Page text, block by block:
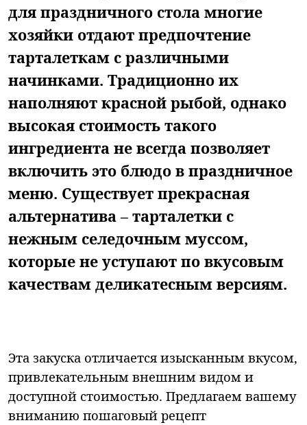
для праздничного стола многие
хозяйки отдают предпочтение
тарталеткам с различными
начинками. Традиционно их
наполняют красной рыбой, однако
высокая стоимость такого
ингредиента не всегда позволяет
включить это блюдо в праздничное
меню. Существует прекрасная
альтернатива – тарталетки с
нежным селедочным муссом,
которые не уступают по вкусовым
качествам деликатесным версиям.
Эта закуска отличается изысканным вкусом,
привлекательным внешним видом и
доступной стоимостью. Предлагаем вашему
вниманию пошаговый рецепт